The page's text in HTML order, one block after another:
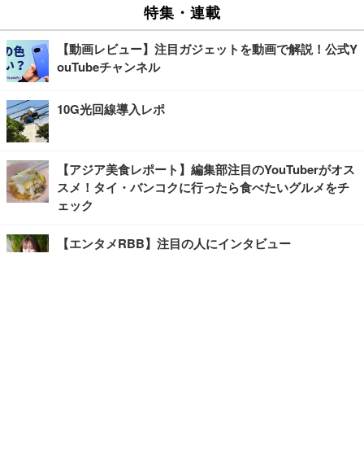
特集・連載
【動画レビュー】注目ガジェットを動画で解説！公式Y
ouTubeチャンネル
10G光回線導入レポ
【アジア美食レポート】編集部注目のYouTuberがオス
スメ！タイ・バンコクに行ったら食べたいグルメをチ
ェック
【エンタメRBB】注目の人にインタビュー